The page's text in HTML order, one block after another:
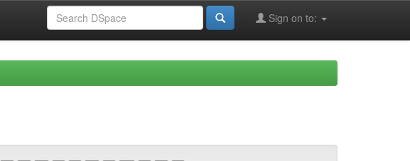
Sign on to: